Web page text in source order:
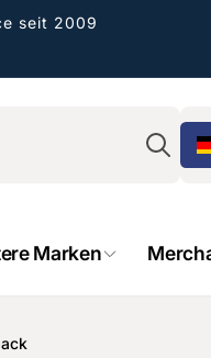
seit 2009
Marken